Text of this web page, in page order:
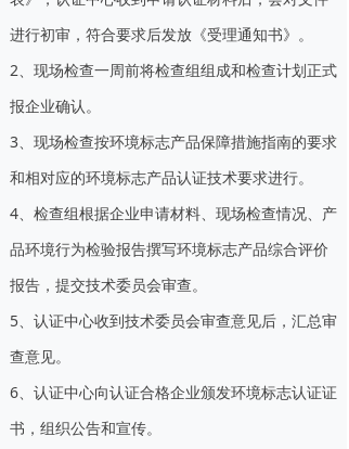
进行初审，符合要求后发放《受理通知书》。
2、现场检查一周前将检查组组成和检查计划正式
报企业确认。
3、现场检查按环境标志产品保障措施指南的要求
和相对应的环境标志产品认证技术要求进行。
4、检查组根据企业申请材料、现场检查情况、产
品环境行为检验报告撰写环境标志产品综合评价
报告，提交技术委员会审查。
5、认证中心收到技术委员会审查意见后，汇总审
查意见。
6、认证中心向认证合格企业颁发环境标志认证证
书，组织公告和宣传。